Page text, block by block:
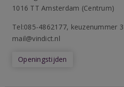
1016 TT Amsterdam (Centrum)
Tel:085-4862177, keuzenummer 3
mail@vindict.nl
Openingstijden